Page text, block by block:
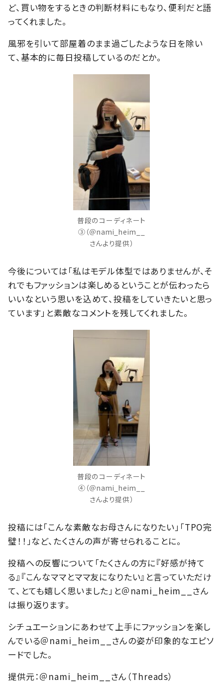
ど、買い物をするときの判断材料にもなり、便利だと語
ってくれました。
風邪を引いて部屋着のまま過ごしたような日を除い
て、基本的に毎日投稿しているのだとか。
普段のコーディネート
③（＠nami_heim__
さんより提供）
今後については「私はモデル体型ではありませんが、そ
れでもファッションは楽しめるということが伝わったら
いいなという思いを込めて、投稿をしていきたいと思っ
ています」と素敵なコメントを残してくれました。
普段のコーディネート
④（＠nami_heim__
さんより提供）
投稿には「こんな素敵なお母さんになりたい」「TPO完
璧！！」など、たくさんの声が寄せられることに。
投稿への反響について「たくさんの方に『好感が持て
る』『こんなママとママ友になりたい』と言っていただけ
て、とても嬉しく思いました」と＠nami_heim__さん
は振り返ります。
シチュエーションにあわせて上手にファッションを楽し
んでいる＠nami_heim__さんの姿が印象的なエピソ
ードでした。
提供元：＠nami_heim__さん（Threads）